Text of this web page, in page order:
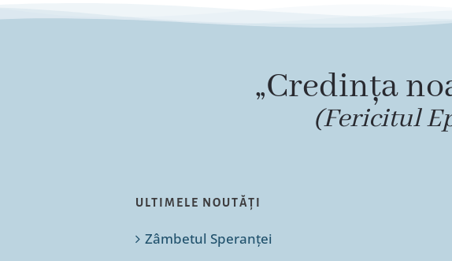
„Credința
(Fericitul
ULTIMELE NOUTĂȚI
Zâmbetul Speranței